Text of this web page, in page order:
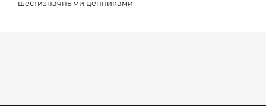
шестизначными ценниками.